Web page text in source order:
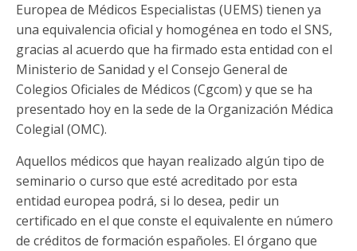
Europea de Médicos Especialistas (UEMS) tienen ya
una equivalencia oficial y homogénea en todo el SNS,
gracias al acuerdo que ha firmado esta entidad con el
Ministerio de Sanidad y el Consejo General de
Colegios Oficiales de Médicos (Cgcom) y que se ha
presentado hoy en la sede de la Organización Médica
Colegial (OMC).
Aquellos médicos que hayan realizado algún tipo de
seminario o curso que esté acreditado por esta
entidad europea podrá, si lo desea, pedir un
certificado en el que conste el equivalente en número
de créditos de formación españoles. El órgano que